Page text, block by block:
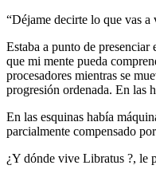
“Déjame decirte lo que vas a
Estaba a punto de
que mi mente pueda
procesadores mientras se
progresión ordenada. En las
En las esquinas había
parcialmente compensado
¿Y dónde vive Libratus ?, le